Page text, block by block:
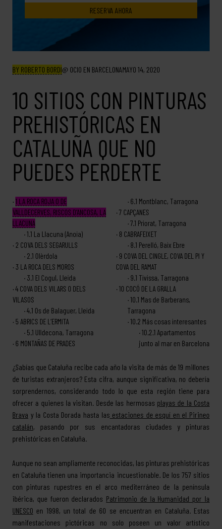
BY ROBERTO BORDI OCIO EN BARCELONAMAYO 14, 2020
10 SITIOS CON PINTURAS
PREHISTÓRICAS EN
CATALUÑA QUE NO
PUEDES PERDERTE
1 LA ROCA ROJA O DE
VALLDECERVES, RISCOS D’ANCOSA, LA
LLACUNA
1.1 La Llacuna (Anoia)
2 COVA DELS SEGARULLS
2.1 Olèrdola
3 LA ROCA DELS MOROS
3.1 El Cogul, Lleida
4 COVA DELS VILARS O DELS
VILASOS
4.1 Os de Balaguer, Lleida
5 ABRICS DE L’ERMITA
5.1 Ulldecona, Tarragona
6 MONTAÑAS DE PRADES
6.1 Montblanc, Tarragona
7 CAPÇANES
7.1 Priorat, Tarragona
8 CABRAFEIXET
8.1 Perelló, Baix Ebre
9 COVA DEL CINGLE, COVA DEL PI Y
COVA DEL RAMAT
9.1 Tivissa, Tarragona
10 COCÓ DE LA GRALLA
10.1 Mas de Barberans,
Tarragona
10.2 Más cosas interesantes
10.2.1 Apartamentos
junto al mar en Barcelona
¿Sabías que Cataluña recibe cada año la visita de más de 19 millones
de turistas extranjeros? Esta cifra, aunque significativa, no debería
sorprendernos, considerando todo lo que esta región tiene para
ofrecer a quienes la visitan. Desde las hermosas playas de la Costa
Brava y la Costa Dorada hasta las estaciones de esquí en el Pirineo
catalán, pasando por sus encantadoras ciudades y pinturas
prehistóricas en Cataluña.
Aunque no sean ampliamente reconocidas, las pinturas prehistóricas
en Cataluña tienen una importancia incuestionable. De los 757 sitios
con pinturas rupestres en el arco mediterráneo de la península
ibérica, que fueron declarados Patrimonio de la Humanidad por la
UNESCO en 1998, un total de 60 se encuentran en Cataluña. Estas
manifestaciones pictóricas no solo poseen un valor artístico